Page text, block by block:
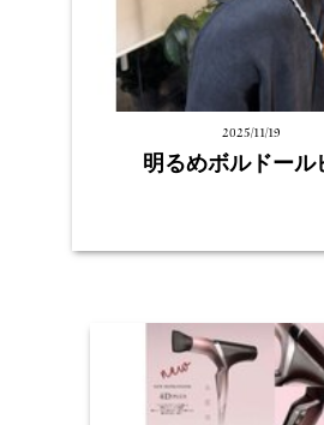
2025/11/19
明るめボルドール